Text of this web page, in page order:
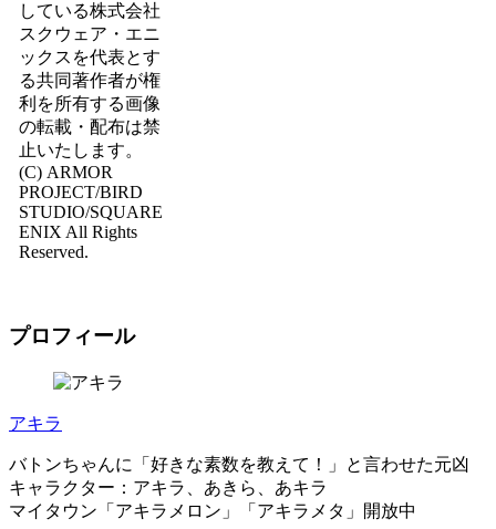
している株式会社
スクウェア・エニ
ックスを代表とす
る共同著作者が権
利を所有する画像
の転載・配布は禁
止いたします。
(C) ARMOR
PROJECT/BIRD
STUDIO/SQUARE
ENIX All Rights
Reserved.
プロフィール
アキラ
バトンちゃんに「好きな素数を教えて！」と言わせた元凶
キャラクター：アキラ、あきら、あキラ
マイタウン「アキラメロン」「アキラメタ」開放中